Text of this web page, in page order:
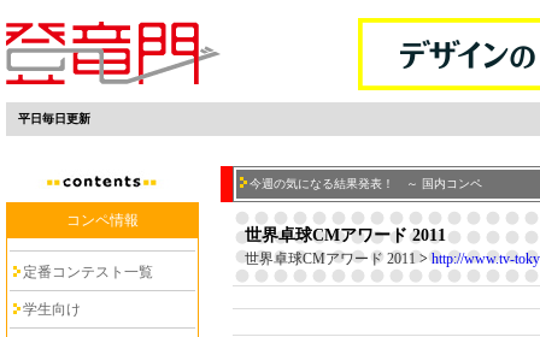
平日毎日更新
今週の気になる結果発表！ ～ 国内コンペ
コンペ情報
定番コンテスト一覧
学生向け
世界卓球CMアワード 2011
世界卓球CMアワード 2011>http://www.tv-